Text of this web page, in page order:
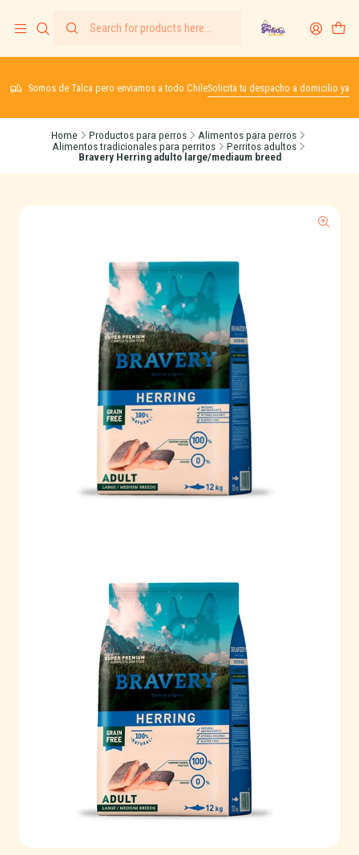
Somos de Talca pero enviamos a todo ChileSolicita tu despacho a domicilio ya
Home Productos para perros
Alimentos para perros
Alimentos tradicionales para perritos
Perritos adultos
Bravery Herring adulto large/mediaum breed